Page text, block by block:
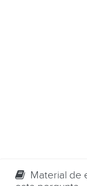
Material de